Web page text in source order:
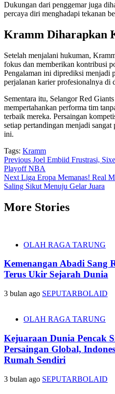
Dukungan dari penggemar juga
percaya diri menghadapi tekanan
Kramm Diharapkan
Setelah menjalani hukuman,
fokus dan memberikan kontribusi
Pengalaman ini diprediksi menjadi
perjalanan karier profesionalnya di
Sementara itu, Selangor Red
mempertahankan performa tim
terbaik mereka. Persaingan
setiap pertandingan menjadi
ini.
Tags: Kramm
Post
navigation
Previous Joel Embiid Frustrasi,
Playoff NBA
Next Liga Eropa Memanas! Real
Saling Sikut Menuju Gelar Juara
More Stories
OLAH RAGA TARUNG
Kemenangan Abadi Sang
Terus Ukir Sejarah Dunia
3 bulan ago SEPUTARBOLAID
OLAH RAGA TARUNG
Kejuaraan Dunia Pencak
Persaingan Global,
Rumah Sendiri
3 bulan ago SEPUTARBOLAID